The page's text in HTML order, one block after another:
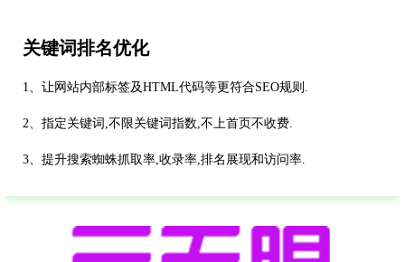
关键词排名优化
1、让网站内部标签及HTML代码等更符合SEO规则.
2、指定关键词,不限关键词指数,不上首页不收费.
3、提升搜索蜘蛛抓取率,收录率,排名展现和访问率.